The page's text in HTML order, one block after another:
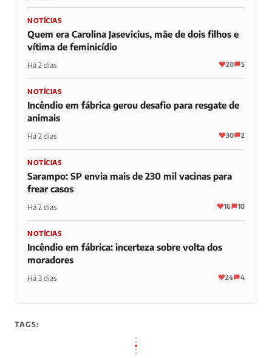
NOTÍCIAS
Quem era Carolina Jasevicius, mãe de dois filhos e
vítima de feminicídio
Há 2 dias 20 5
NOTÍCIAS
Incêndio em fábrica gerou desafio para resgate de
animais
Há 2 dias 30 2
NOTÍCIAS
Sarampo: SP envia mais de 230 mil vacinas para
frear casos
Há 2 dias 16 10
NOTÍCIAS
Incêndio em fábrica: incerteza sobre volta dos
moradores
Há 3 dias 24 4
TAGS: